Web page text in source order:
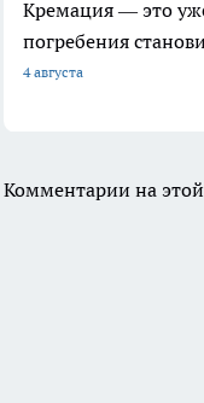
Кремация — это
погребения
4 августа
Комментарии на